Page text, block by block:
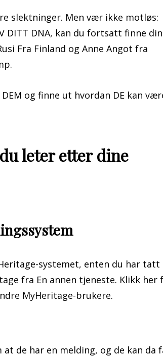
slektninger. Men vær ikke motløs:
DITT DNA, kan du fortsatt finne
Fra Finland og Anne Angot fra
og finne ut hvordan DE kan
leter etter dine
systemet, enten du har tatt
fra En annen tjeneste. Klikk her
MyHeritage-brukere.
de har en melding, og de kan da